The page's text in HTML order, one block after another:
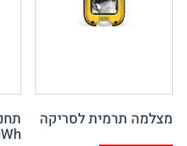
מצלמה תרמית לסריקה